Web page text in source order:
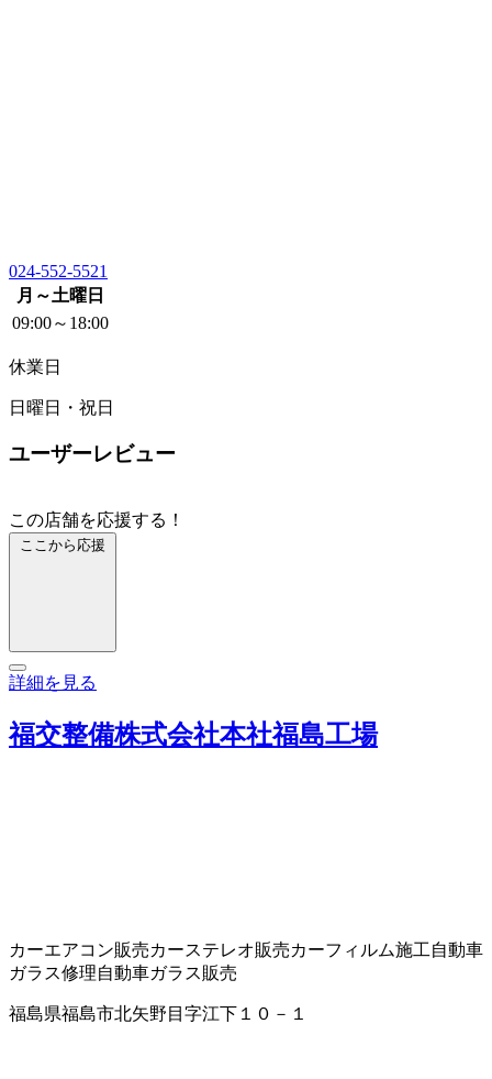
024-552-5521
月～土曜日
09:00～18:00
休業日
日曜日・祝日
ユーザーレビュー
この店舗を応援する！
ここから応援
詳細を見る
福交整備株式会社本社福島工場
カーエアコン販売カーステレオ販売カーフィルム施工自動車
ガラス修理自動車ガラス販売
福島県福島市北矢野目字江下１０－１